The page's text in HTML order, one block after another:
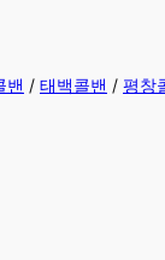
밴 / 태백콜밴 / 평창